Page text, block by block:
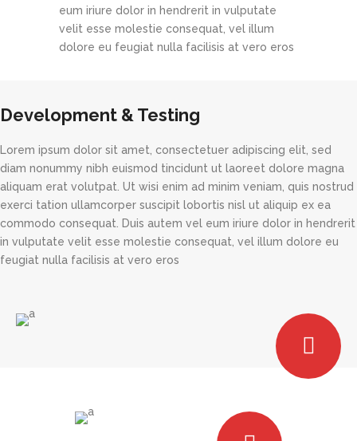
eum iriure dolor in hendrerit in vulputate
velit esse molestie consequat, vel illum
dolore eu feugiat nulla facilisis at vero eros
Development & Testing
Lorem ipsum dolor sit amet, consectetuer adipiscing elit, sed
diam nonummy nibh euismod tincidunt ut laoreet dolore magna
aliquam erat volutpat. Ut wisi enim ad minim veniam, quis nostrud
exerci tation ullamcorper suscipit lobortis nisl ut aliquip ex ea
commodo consequat. Duis autem vel eum iriure dolor in hendrerit
in vulputate velit esse molestie consequat, vel illum dolore eu
feugiat nulla facilisis at vero eros